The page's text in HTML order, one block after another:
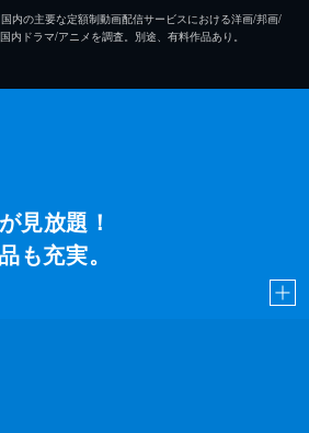
内の主要な定額制動画配信サービスにおける洋画/邦画/
内ドラマ/アニメを調査。別途、有料作品あり。
見放題！
も充実。